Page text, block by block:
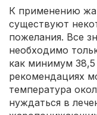
К применению
существуют
пожелания. Все
необходимо
как минимум
рекомендациях
температура
нуждаться в